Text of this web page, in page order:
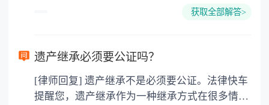
所得税、契税和公证费。赠与过户是没有增值税
要缴纳公证费，具体如下： 1. 公证费：按房
3. 印花税：按房屋评估价的0.05%缴纳 4. 土
地增值税：按房价1%缴纳 5. 房屋产权登记费：
获取全部解答>
遗产继承必须要公证吗？
[律师回复] 遗产继承不是必须要公证。法律快车
提醒您，遗产继承作为一种继承方式在很多情况